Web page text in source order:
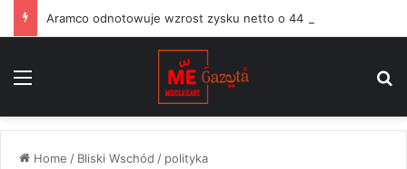
Home / Bliski Wschód / polityka